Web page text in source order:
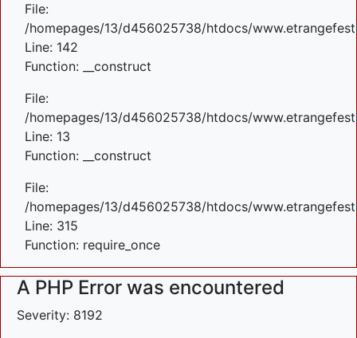
File:
/homepages/13/d456025738/htdocs/
Line: 142
Function: __construct
File:
/homepages/13/d456025738/htdocs/
Line: 13
Function: __construct
File:
/homepages/13/d456025738/htdocs/
Line: 315
Function: require_once
A PHP Error was encountered
Severity: 8192